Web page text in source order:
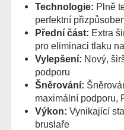
Technologie: Plně
perfektní
Přední část: Extra
pro eliminaci tlaku
Vylepšení: Nový,
podporu
Šněrování:
maximální podporu,
Výkon: Vynikající
bruslaře